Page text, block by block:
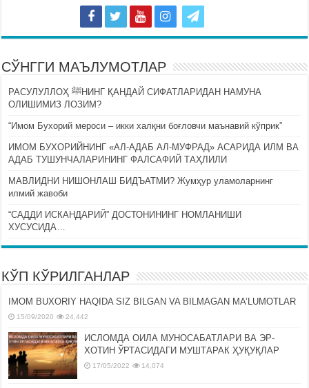
СЎНГГИ МАЪЛУМОТЛАР
РАСУЛУЛЛОҲ ﷺНИНГ ҚАНДАЙ СИФАТЛАРИДАН НАМУНА
ОЛИШИМИЗ ЛОЗИМ?
“Имом Бухорий мероси – икки халқни боғловчи маънавий кўприк”
ИМОМ БУХОРИЙНИНГ «АЛ-АДАБ АЛ-МУФРАД» АСАРИДА ИЛМ ВА
АДАБ ТУШУНЧАЛАРИНИНГ ФАЛСАФИЙ ТАҲЛИЛИ
МАВЛИДНИ НИШОНЛАШ БИДЪАТМИ? Жумҳур уламоларнинг
илмий жавоби
“САДДИ ИСКАНДАРИЙ” ДОСТОНИНИНГ НОМЛАНИШИ
ХУСУСИДА…
КЎП КЎРИЛГАНЛАР
IMOM BUXORIY HAQIDA SIZ BILGAN VA BILMAGAN MA’LUMOTLAR
15/09/2020 24,442
ИСЛОМДА ОИЛА МУНОСАБАТЛАРИ ВА ЭР-
ХОТИН ЎРТАСИДАГИ МУШТАРАК ҲУҚУҚЛАР
17/05/2022 14,074